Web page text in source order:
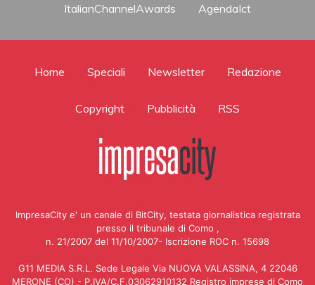
ItalianChannelAwards
AgendaIct
Home Speciali Newsletter Redazione
Copyright Pubblicità RSS
ImpresaCity e' un canale di BitCity, testata giornalistica registrata
presso il tribunale di Como ,
n. 21/2007 del 11/10/2007- Iscrizione ROC n. 15698
G11 MEDIA S.R.L. Sede Legale Via NUOVA VALASSINA, 4 22046
MERONE (CO) - P.IVA/C.F.03062910132 Registro imprese di Como